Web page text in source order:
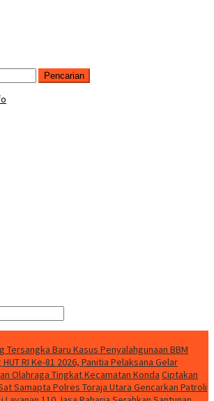
Pencarian
Tersangka Baru Kasus Penyalahgunaan BBM
RI Ke-81 2026, Panitia Pelaksana Gelar
Olahraga Tingkat Kecamatan Konda Ciptakan
Samapta Polres Toraja Utara Gencarkan Patroli